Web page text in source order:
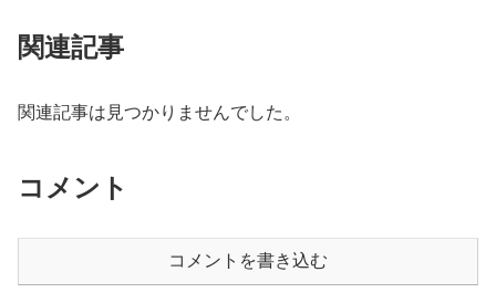
関連記事
関連記事は見つかりませんでした。
コメント
コメントを書き込む